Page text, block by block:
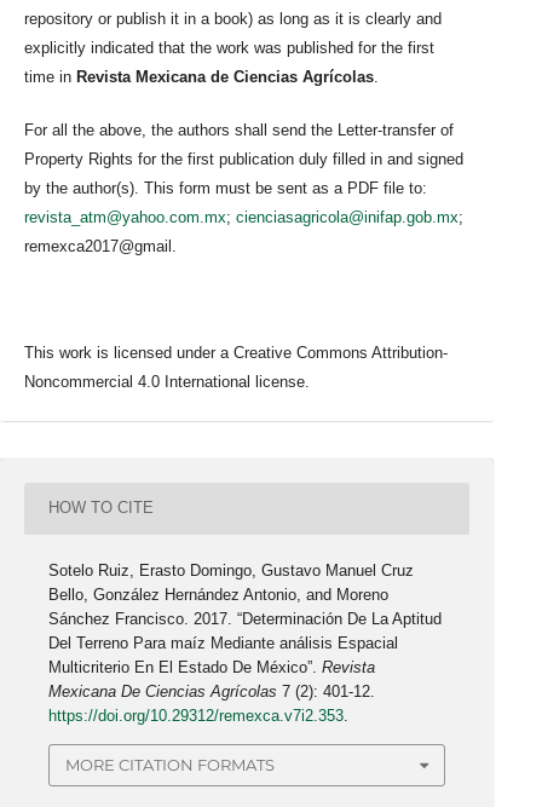
repository or publish it in a book) as long as it is clearly and
explicitly indicated that the work was published for the first
time in Revista Mexicana de Ciencias Agrícolas
For all the above, the authors shall send the Letter-transfer of
Property Rights for the first publication duly filled in and signed
by the author(s). This form must be sent as a PDF file to:
revista_atm@yahoo.com.mx; cienciasagricola@inifap.gob.mx;
remexca2017@gmail.
This work is licensed under a Creative Commons Attribution-
Noncommercial 4.0 International license.
HOW TO CITE
Sotelo Ruiz, Erasto Domingo, Gustavo Manuel Cruz
Bello, González Hernández Antonio, and Moreno
Sánchez Francisco. 2017. “Determinación De La Aptitud
Del Terreno Para maíz Mediante análisis Espacial
Multicriterio En El Estado De México”.Revista
Mexicana De Ciencias Agrícolas 7 (2): 401-12.
https://doi.org/10.29312/remexca.v7i2.353
MORE CITATION FORMATS